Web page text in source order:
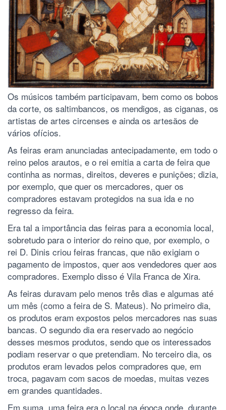
Os músicos também participavam, bem como os bobos
da corte, os saltimbancos, os mendigos, as ciganas, os
artistas de artes circenses e ainda os artesãos de
vários ofícios.
As feiras eram anunciadas antecipadamente, em todo o
reino pelos arautos, e o rei emitia a carta de feira que
continha as normas, direitos, deveres e punições; dizia,
por exemplo, que quer os mercadores, quer os
compradores estavam protegidos na sua ida e no
regresso da feira.
Era tal a importância das feiras para a economia local,
sobretudo para o interior do reino que, por exemplo, o
rei D. Dinis criou feiras francas, que não exigiam o
pagamento de impostos, quer aos vendedores quer aos
compradores. Exemplo disso é Vila Franca de Xira.
As feiras duravam pelo menos três dias e algumas até
um mês (como a feira de S. Mateus). No primeiro dia,
os produtos eram expostos pelos mercadores nas suas
bancas. O segundo dia era reservado ao negócio
desses mesmos produtos, sendo que os interessados
podiam reservar o que pretendiam. No terceiro dia, os
produtos eram levados pelos compradores que, em
troca, pagavam com sacos de moedas, muitas vezes
em grandes quantidades.
Em suma, uma feira era o local na época onde, durante